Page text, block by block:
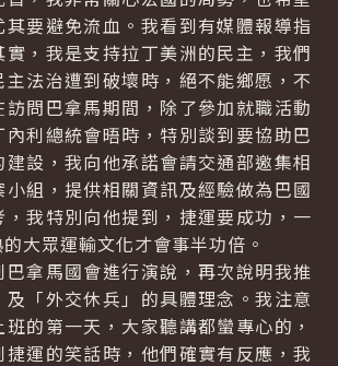
要避免流血。我看到有媒體報導指
，我是支持拉丁美洲的民主，我們
主法治遭到破壞時，絕不能鄉愿，不
訪問巴拿馬期間，除了參加就職活動
內利總統會晤時，特別談到要協助巴
設，我向他承諾會請交通部邀集相
小組，提供相關資訊及經驗做為巴國
我特別向他提到，捷運要成功，一
大眾運輸文化才會事半功倍。
拿馬國會進行演說，再次說明我推
「外交休兵」的具體理念。我注意
的第一天，大家聽講都蠻專心的，
捷運的笑話時，他們確實有反應，我